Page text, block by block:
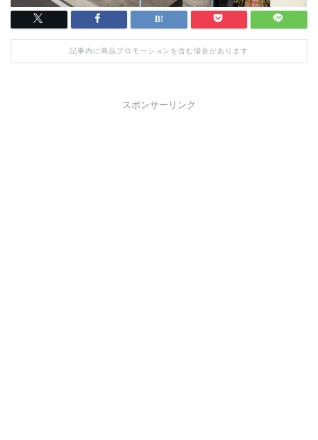
記事内に商品プロモーションを含む場合があります
スポンサーリンク